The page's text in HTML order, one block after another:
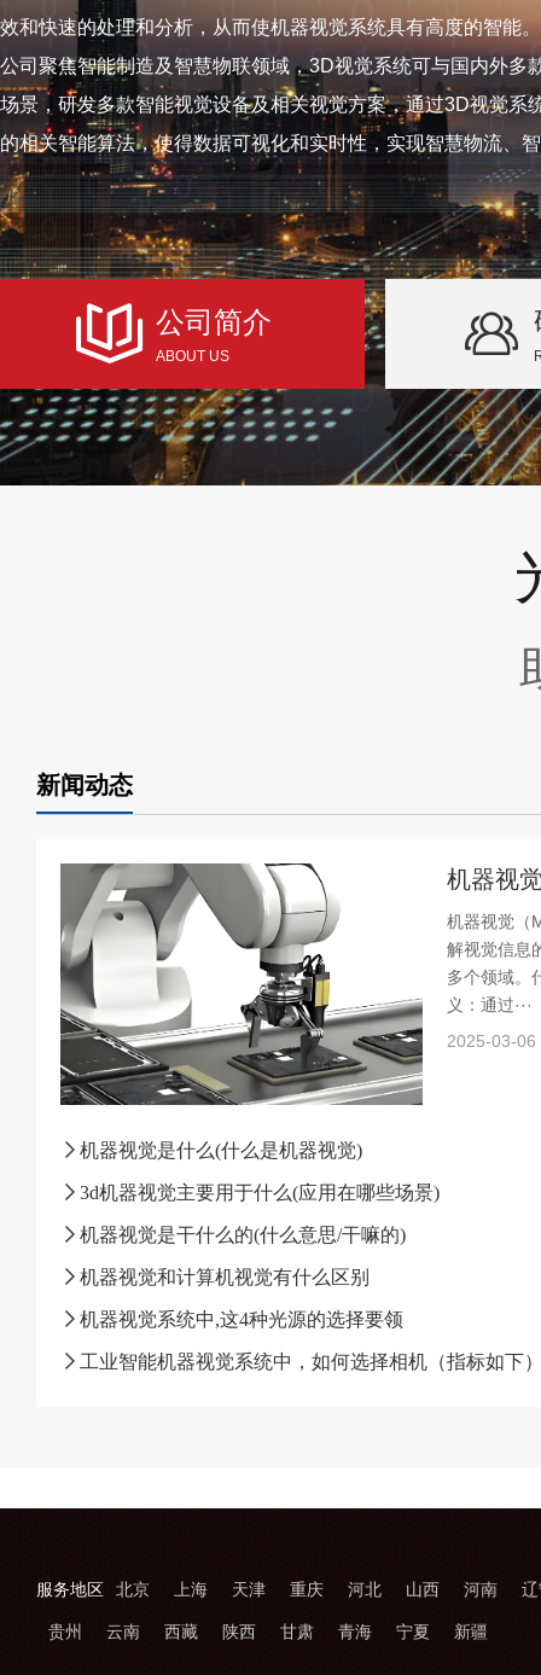
效和快速的处理和分析，从而使机器视觉系统具有高度的智能
公司聚焦智能制造及智慧物联领域，3D视觉系统可与国内外
场景，研发多款智能视觉设备及相关视觉方案，通过3D视觉
的相关智能算法，使得数据可视化和实时性，实现智慧物流、
公司简介
ABOUT US
新闻动态
机器视
机器视觉（
解视觉信息
多个领域。
义：通过···
2025-03-06
机器视觉是什么(什么是机器视觉)
3d机器视觉主要用于什么(应用在哪些场景)
机器视觉是干什么的(什么意思/干嘛的)
机器视觉和计算机视觉有什么区别
机器视觉系统中,这4种光源的选择要领
工业智能机器视觉系统中，如何选择相机（指标如下
服务地区 北京 上海 天津 重庆 河北 山西 河南
贵州 云南 西藏 陕西 甘肃 青海 宁夏 新疆